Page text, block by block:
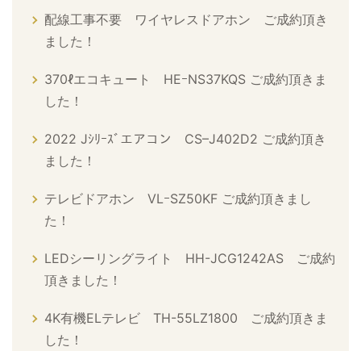
配線工事不要 ワイヤレスドアホン ご成約頂き
ました！
370ℓエコキュート HEｰNS37KQS ご成約頂きま
した！
2022 Jｼﾘｰｽﾞエアコン CS–J402D2 ご成約頂き
ました！
テレビドアホン VLｰSZ50KF ご成約頂きまし
た！
LEDシーリングライト HH-JCG1242AS ご成約
頂きました！
4K有機ELテレビ TH-55LZ1800 ご成約頂きま
した！